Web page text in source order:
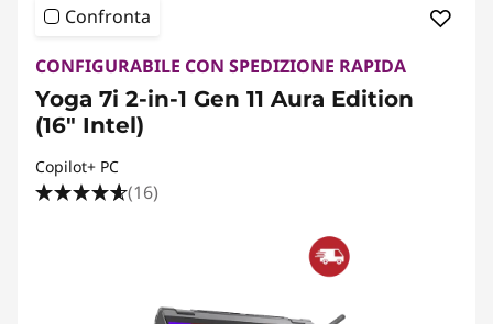
Confronta
CONFIGURABILE CON SPEDIZIONE RAPIDA
Yoga 7i 2-in-1 Gen 11 Aura Edition
(16" Intel)
Copilot+ PC
(16)